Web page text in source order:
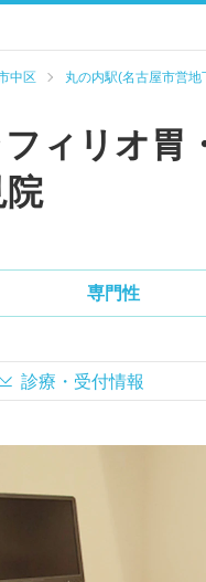
中区 丸の内駅(名古屋市営地
ィリオ胃
専門性
診療・受付情報